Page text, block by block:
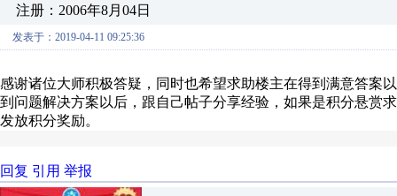
注册：2006年8月04日
发表于：2019-04-11 09:25:36
感谢诸位大师积极答疑，同时也希望求助楼主在得到满意答案
到问题解决方案以后，跟自己帖子分享经验，如果是积分悬赏
发放积分奖励。
回复 引用 举报